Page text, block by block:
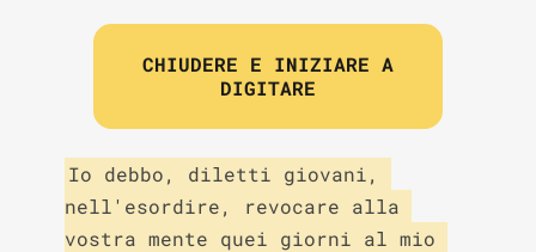
CHIUDERE E INIZIARE A
DIGITARE
Io debbo, diletti giovani,
nell'esordire, revocare alla
vostra mente quei giorni al mio